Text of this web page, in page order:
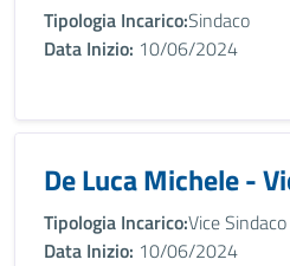
Tipologia Incarico:Sindaco
Data Inizio: 10/06/2024
De Luca Michele -
Tipologia Incarico:Vice Sindaco
Data Inizio: 10/06/2024